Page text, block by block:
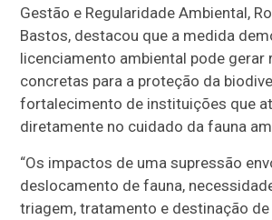
Gestão e Regularidade Ambiental,
Bastos, destacou que a medida
licenciamento ambiental pode gerar
concretas para a proteção da
fortalecimento de instituições que
diretamente no cuidado da fauna
“Os impactos de uma supressão
deslocamento de fauna,
triagem, tratamento e destinação